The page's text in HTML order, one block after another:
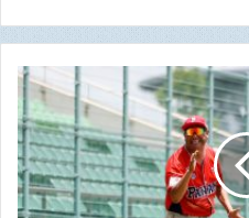
pelota profesional, Jesús
lesiomes, Gabriel Vasquez,
Beitia fueron recortados.
Panamá debuta el 1 de
partido de la fase regular del
E
l
p
i
d
i